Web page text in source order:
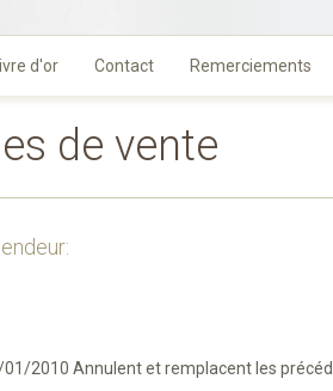
d'or Contact Remerciements
de vente
2010 Annulent et remplacent les